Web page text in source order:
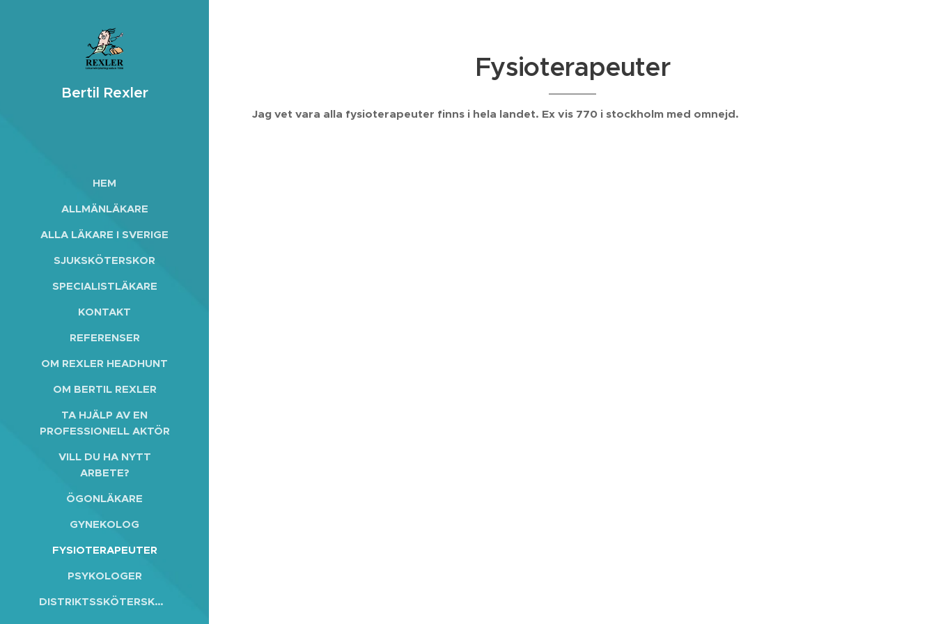
Bertil Rexler
HEM
ALLMÄNLÄKARE
ALLA LÄKARE I SVERIGE
SJUKSKÖTERSKOR
SPECIALISTLÄKARE
KONTAKT
REFERENSER
OM REXLER HEADHUNT
OM BERTIL REXLER
TA HJÄLP AV EN
PROFESSIONELL AKTÖR
VILL DU HA NYTT
ARBETE?
ÖGONLÄKARE
GYNEKOLOG
FYSIOTERAPEUTER
PSYKOLOGER
DISTRIKTSSKÖTERSKOR
Fysioterapeuter
Jag vet vara alla fysioterapeuter finns i hela landet. Ex vis 770 i stockholm med omnejd.